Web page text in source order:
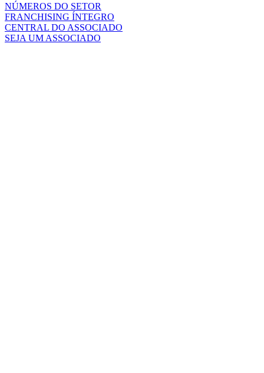
NÚMEROS DO SETOR
FRANCHISING ÍNTEGRO
CENTRAL DO ASSOCIADO
SEJA UM ASSOCIADO